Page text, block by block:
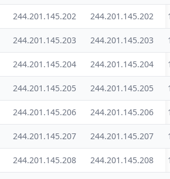
244.201.145.202 244.201.145.202
244.201.145.203 244.201.145.203
244.201.145.204 244.201.145.204
244.201.145.205 244.201.145.205
244.201.145.206 244.201.145.206
244.201.145.207 244.201.145.207
244.201.145.208 244.201.145.208